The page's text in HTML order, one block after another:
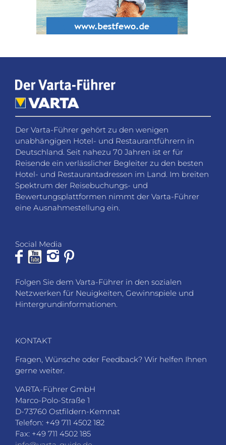
Der Varta-Führer gehört zu den wenigen
unabhängigen Hotel- und Restaurantführern in
Deutschland. Seit nahezu 70 Jahren ist er für
Reisende ein verlässlicher Begleiter zu den besten
Hotel- und Restaurantadressen im Land. Im breiten
Spektrum der Reisebuchungs- und
Bewertungsplattformen nimmt der Varta-Führer
eine Ausnahmestellung ein.
Social Media
Folgen Sie dem Varta-Führer in den sozialen
Netzwerken für Neuigkeiten, Gewinnspiele und
Hintergrundinformationen.
KONTAKT
Fragen, Wünsche oder Feedback? Wir helfen Ihnen
gerne weiter.
VARTA-Führer GmbH
Marco-Polo-Straße 1
D-73760 Ostfildern-Kemnat
Telefon: +49 711 4502 182
Fax: +49 711 4502 185